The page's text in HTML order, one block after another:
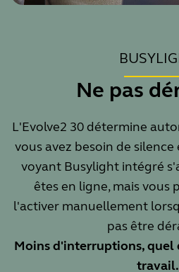
Ne pas
L'Evolve2 30 détermine
vous avez besoin de
voyant Busylight intégré
êtes en ligne, mais vous
l'activer manuellement
pas être
Moins d'interruptions, quel
travail.